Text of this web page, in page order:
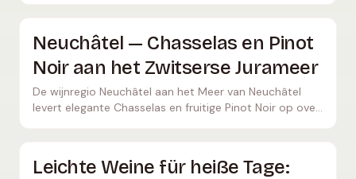
Neuchâtel — Chasselas en Pinot
Noir aan het Zwitserse Jurameer
De wijnregio Neuchâtel aan het Meer van Neuchâtel
levert elegante Chasselas en fruitige Pinot Noir op over
Leichte Weine für heiße Tage: